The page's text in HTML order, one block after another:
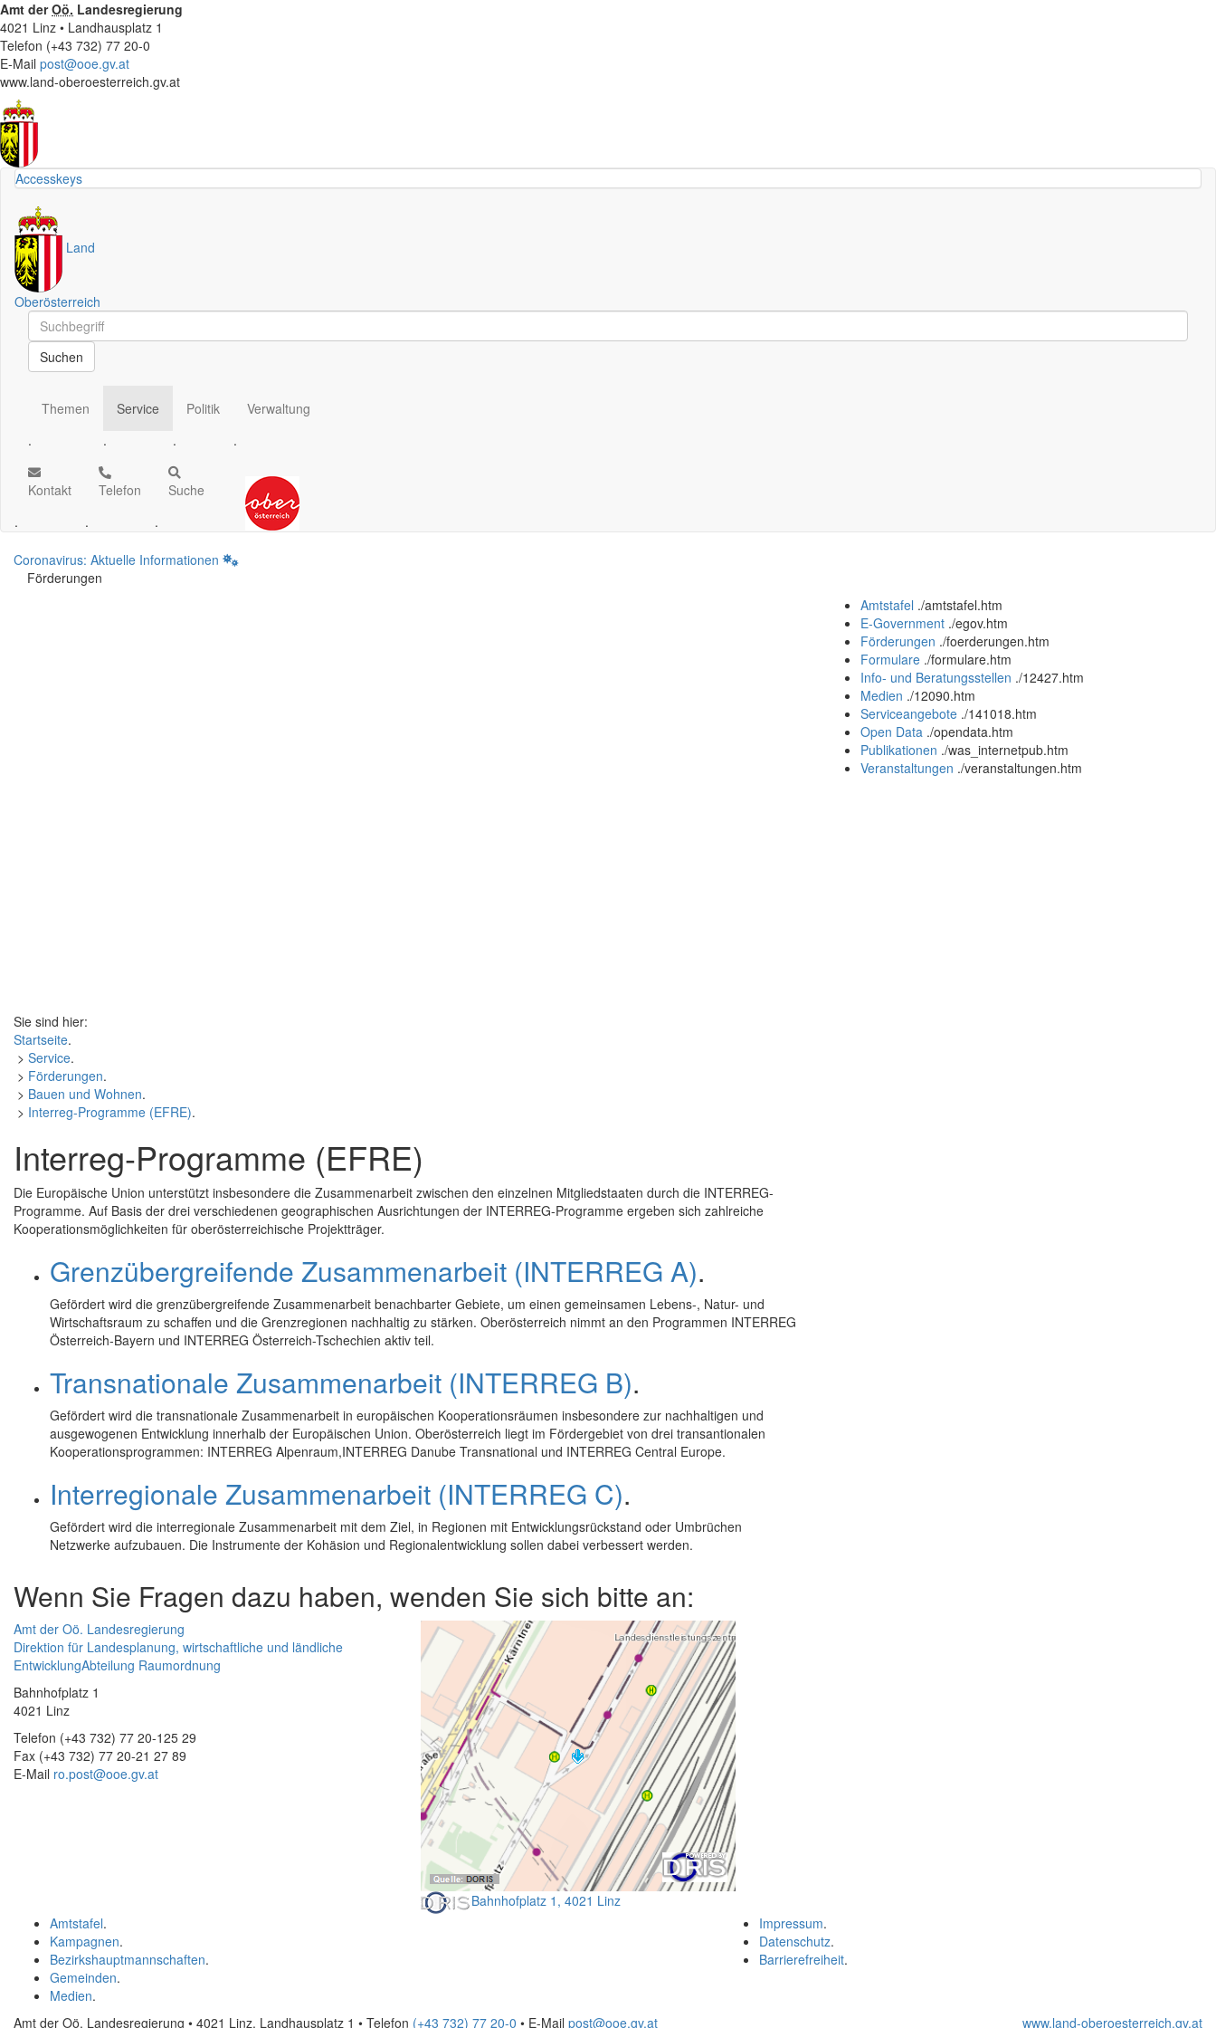
Amt derOö. Landesregierung
4021 Linz • Landhausplatz 1
Telefon (+43 732) 77 20-0
E-Mail post@ooe.gv.at
www.land-oberoesterreich.gv.at
Accesskeys
Land
Oberösterreich
Schnellsuche
Schnellsuche
Suchen
Themen
.
Service
.
Politik
.
Verwaltung
.
Kontakt
.
Telefon
.
Suche
.
Coronavirus: Aktuelle Informationen
Förderungen
Amtstafel ./amtstafel.htm
E-Government ./egov.htm
Förderungen ./foerderungen.htm
Formulare ./formulare.htm
Info- und Beratungsstellen ./12427.htm
Medien ./12090.htm
Serviceangebote ./141018.htm
Open Data ./opendata.htm
Publikationen ./was_internetpub.htm
Veranstaltungen ./veranstaltungen.htm
Sie sind hier:
Startseite.
> Service.
> Förderungen.
> Bauen und Wohnen.
> Interreg-Programme (EFRE).
Interreg-Programme (EFRE)
Die Europäische Union unterstützt insbesondere die Zusammenarbeit zwischen den einzelnen Mitgliedstaaten durch die INTERREG-
Programme. Auf Basis der drei verschiedenen geographischen Ausrichtungen der INTERREG-Programme ergeben sich zahlreiche
Kooperationsmöglichkeiten für oberösterreichische Projektträger.
Grenzübergreifende Zusammenarbeit (INTERREG A).
Gefördert wird die grenzübergreifende Zusammenarbeit benachbarter Gebiete, um einen gemeinsamen Lebens-, Natur- und
Wirtschaftsraum zu schaffen und die Grenzregionen nachhaltig zu stärken. Oberösterreich nimmt an den Programmen INTERREG
Österreich-Bayern und INTERREG Österreich-Tschechien aktiv teil.
Transnationale Zusammenarbeit (INTERREG B).
Gefördert wird die transnationale Zusammenarbeit in europäischen Kooperationsräumen insbesondere zur nachhaltigen und
ausgewogenen Entwicklung innerhalb der Europäischen Union. Oberösterreich liegt im Fördergebiet von drei transantionalen
Kooperationsprogrammen: INTERREG Alpenraum,INTERREG Danube Transnational und INTERREG Central Europe.
Interregionale Zusammenarbeit (INTERREG C).
Gefördert wird die interregionale Zusammenarbeit mit dem Ziel, in Regionen mit Entwicklungsrückstand oder Umbrüchen
Netzwerke aufzubauen. Die Instrumente der Kohäsion und Regionalentwicklung sollen dabei verbessert werden.
Wenn Sie Fragen dazu haben, wenden Sie sich bitte an:
Amt der Oö. Landesregierung
Direktion für Landesplanung, wirtschaftliche und ländliche
EntwicklungAbteilung Raumordnung
Bahnhofplatz 1
4021 Linz
Telefon (+43 732) 77 20-125 29
Fax (+43 732) 77 20-21 27 89
E-Mail ro.post@ooe.gv.at
Bahnhofplatz 1, 4021 Linz
Impressum.
Datenschutz.
Barrierefreiheit.
Amtstafel.
Kampagnen.
Bezirkshauptmannschaften.
Gemeinden.
Medien.
Amt der Oö. Landesregierung • 4021 Linz, Landhausplatz 1 • Telefon (+43 732) 77 20-0 • E-Mail post@ooe.gv.at www.land-oberoesterreich.gv.at